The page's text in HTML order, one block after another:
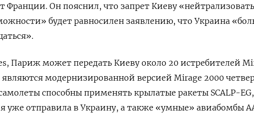
Франции. Он пояснил, что запрет Киеву
будет равносилен заявлению, что Украина
Париж может передать Киеву около 20 истребителей
модернизированной версией Mirage 2000
способны применять крылатые ракеты SCALP-EG,
уже отправила в Украину, а также «умные» авиабомбы